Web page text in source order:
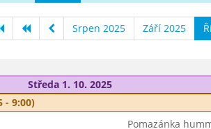
Srpen 2025 Září 2025
Středa 1. 10. 2025
- 9:00)
Pomazánka